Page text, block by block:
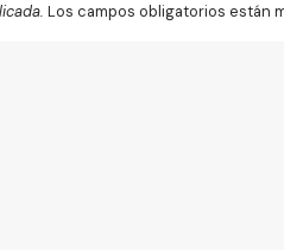
Los campos obligatorios están